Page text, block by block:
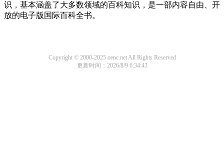
识，基本涵盖了大多数领域的百科知识，是一部内容自由、开
放的电子版国际百科全书。
Copyright © 2000-2025 oenc.net All Rights Reserved
更新时间：2026/8/9 6:34:43